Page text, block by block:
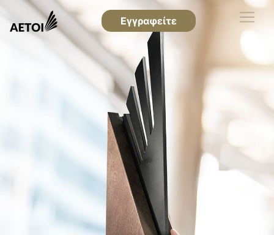
Εγγραφείτε